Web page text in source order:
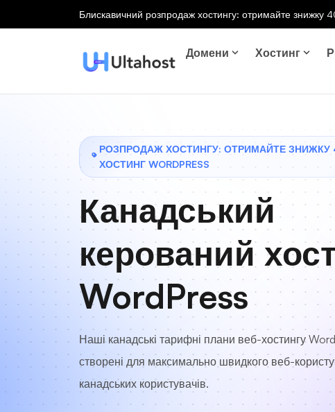
Блискавичний розпродаж хостингу: отримайте знижку
Домени Хостинг
РОЗПРОДАЖ ХОСТИНГУ: ОТРИМАЙТЕ ЗНИЖКУ
ХОСТИНГ WORDPRESS
Канадський
керований
WordPress
Наші канадські тарифні плани веб-хостингу
створені для максимально швидкого веб-
канадських користувачів.